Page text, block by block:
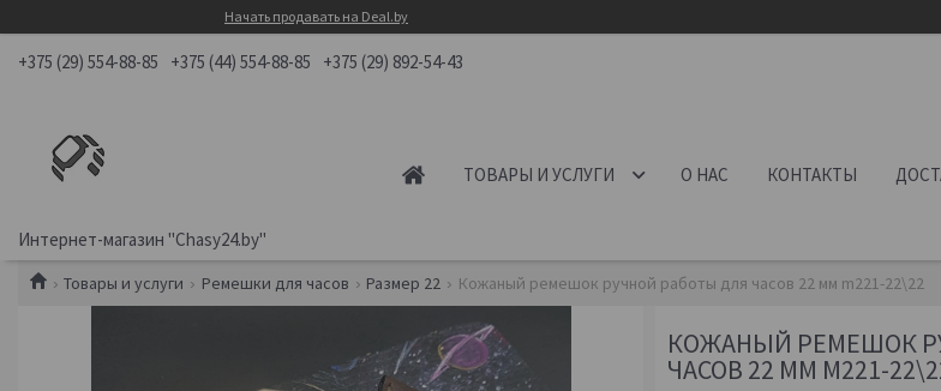
Начать продавать на Deal.by
+375 (29) 554-88-85 +375 (44) 554-88-85 +375 (29) 892-54-43
Интернет-магазин "Chasy24.by"
ТОВАРЫ И УСЛУГИ О НАС КОНТАКТЫ
Товары и услуги Ремешки для часов Размер 22 Кожаный ремешок ручной работы для часов 22 мм m221-22\22
КОЖАНЫЙ РЕМЕШОК
ЧАСОВ 22 ММ M221-